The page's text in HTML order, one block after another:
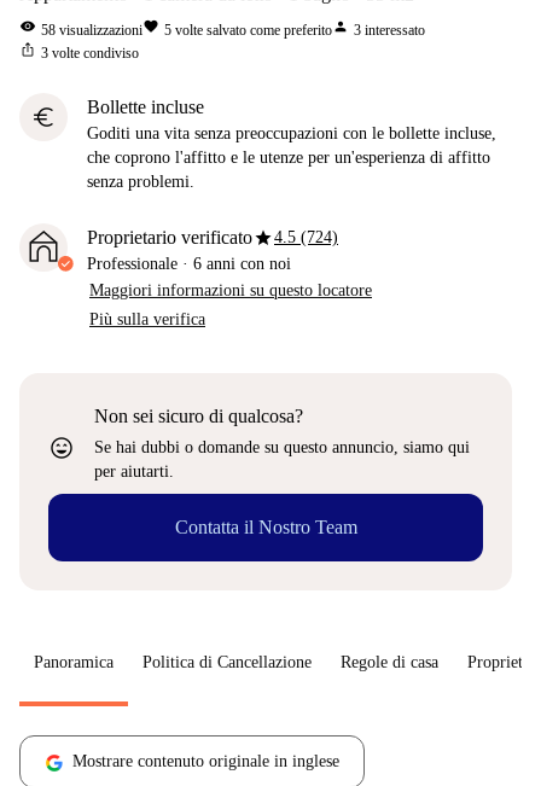
visibility 58 visualizzazionifavorite 5 volte salvato come preferitoperson 3 interessato
ios_share 3 volte condiviso
euro Bollette incluse
Goditi una vita senza preoccupazioni con le bollette incluse,
che coprono l'affitto e le utenze per un'esperienza di affitto
senza problemi.
Proprietario verificatostar4.5 (724)
Professionale · 6 anni con noi
Maggiori informazioni su questo locatore
Più sulla verifica
sentiment_very_satisfied
Non sei sicuro di qualcosa?
Se hai dubbi o domande su questo annuncio, siamo qui
per aiutarti.
Contatta il Nostro Team
Panoramica Politica di Cancellazione Regole di casa
Mostrare contenuto originale in inglese